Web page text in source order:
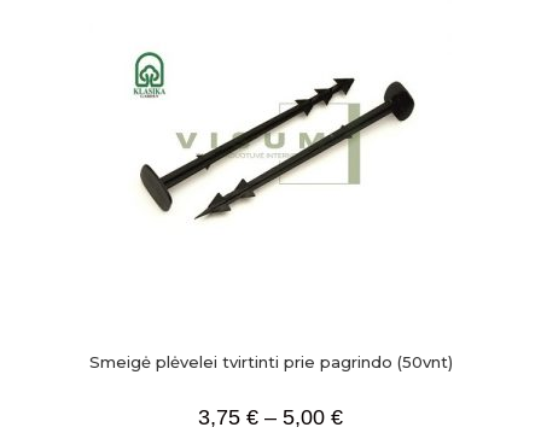
Smeigė plėvelei tvirtinti prie pagrindo (50vnt)
3,75 € – 5,00 €